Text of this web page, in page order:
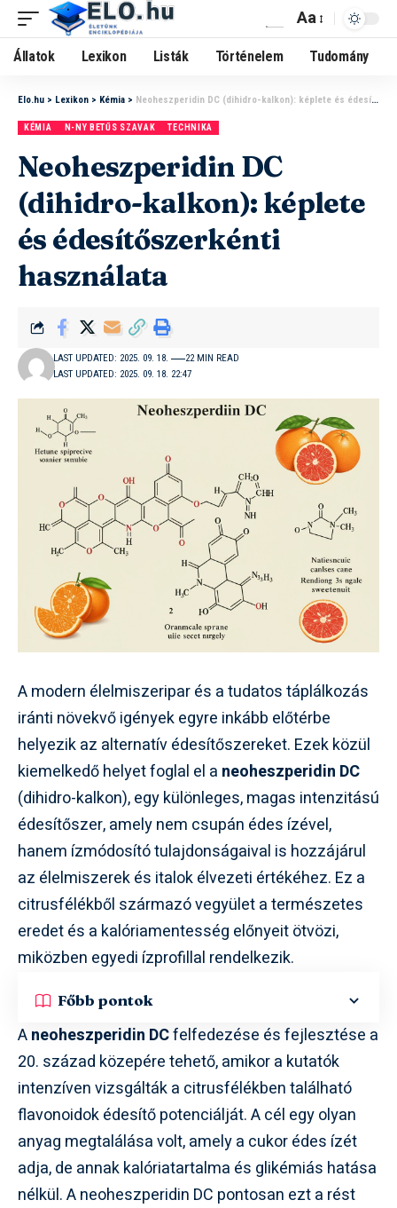
Aa
Állatok Lexikon Listák Történelem Tudomány
Elo.hu > Lexikon > Kémia > Neoheszperidin DC (dihidro-kalkon): képlete és édesítőszerkénti használata
KÉMIA N-NY BETŰS SZAVAK TECHNIKA
Neoheszperidin DC
(dihidro-kalkon): képlete
és édesítőszerkénti
használata
LAST UPDATED: 2025. 09. 18. 22:47
LAST UPDATED: 2025. 09. 18. 22 MIN READ
A modern élelmiszeripar és a tudatos táplálkozás
iránti növekvő igények egyre inkább előtérbe
helyezik az alternatív édesítőszereket. Ezek közül
kiemelkedő helyet foglal el a neoheszperidin DC
(dihidro-kalkon), egy különleges, magas intenzitású
édesítőszer, amely nem csupán édes ízével,
hanem ízmódosító tulajdonságaival is hozzájárul
az élelmiszerek és italok élvezeti értékéhez. Ez a
citrusfélékből származó vegyület a természetes
eredet és a kalóriamentesség előnyeit ötvözi,
miközben egyedi ízprofillal rendelkezik.
Főbb pontok
Aneoheszperidin DCfelfedezése és fejlesztése a
20. század közepére tehető, amikor a kutatók
intenzíven vizsgálták a citrusfélékben található
flavonoidok édesítő potenciálját. A cél egy olyan
anyag megtalálása volt, amely a cukor édes ízét
adja, de annak kalóriatartalma és glikémiás hatása
nélkül. A neoheszperidin DC pontosan ezt a rést